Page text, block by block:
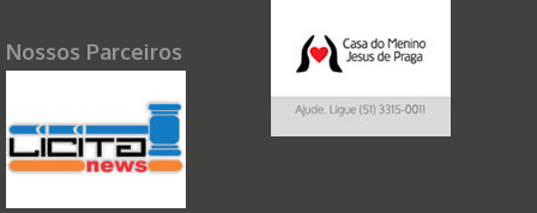
Nossos Parceiros